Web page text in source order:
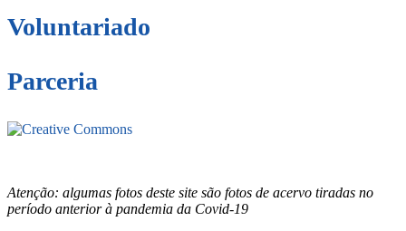
Voluntariado
Parceria
Atenção: algumas fotos deste site são fotos de acervo tiradas no
período anterior à pandemia da Covid-19